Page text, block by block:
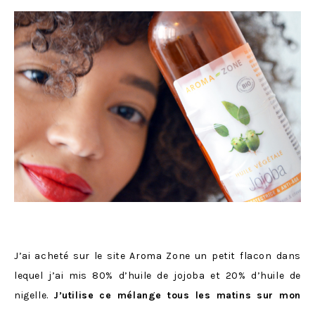
J’ai acheté sur le site Aroma Zone un petit flacon dans
lequel j’ai mis 80% d’huile de jojoba et 20% d’huile de
nigelle. J’utilise ce mélange tous les matins sur mon